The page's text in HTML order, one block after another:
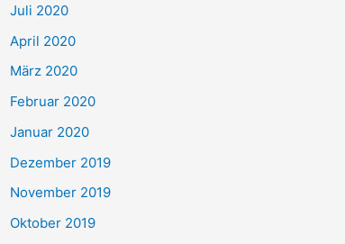
Juli 2020
April 2020
März 2020
Februar 2020
Januar 2020
Dezember 2019
November 2019
Oktober 2019